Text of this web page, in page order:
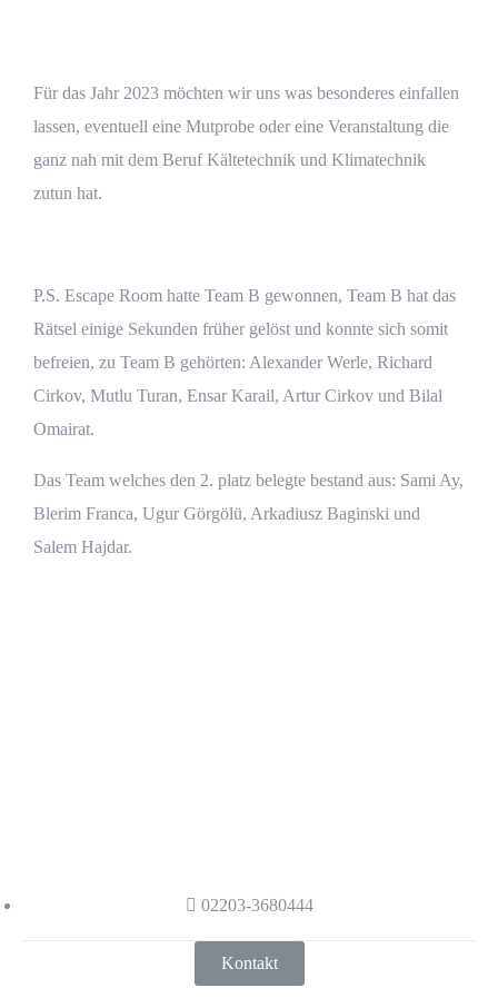
Für das Jahr 2023 möchten wir uns was besonderes einfallen
lassen, eventuell eine Mutprobe oder eine Veranstaltung die
ganz nah mit dem Beruf Kältetechnik und Klimatechnik
zutun hat.
P.S. Escape Room hatte Team B gewonnen, Team B hat das
Rätsel einige Sekunden früher gelöst und konnte sich somit
befreien, zu Team B gehörten: Alexander Werle, Richard
Cirkov, Mutlu Turan, Ensar Karail, Artur Cirkov und Bilal
Omairat.
Das Team welches den 2. platz belegte bestand aus: Sami Ay,
Blerim Franca, Ugur Görgölü, Arkadiusz Baginski und
Salem Hajdar.
02203-3680444
Kontakt
Ihre Angebotsanfrage in nur 3 Minuten